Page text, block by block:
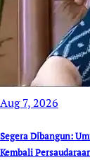
Aug 7, 2026
Segera Dibangun:
Kembali